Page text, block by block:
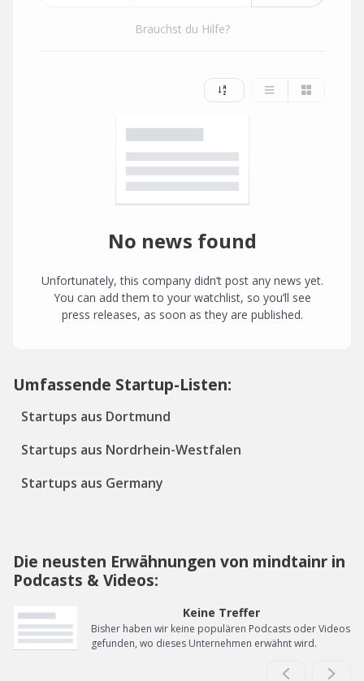
Brauchst du Hilfe?
No news found
Unfortunately, this company didn’t post any news yet.
You can add them to your watchlist, so you’ll see
press releases, as soon as they are published.
Umfassende Startup-Listen:
Startups aus Dortmund
Startups aus Nordrhein-Westfalen
Startups aus Germany
Die neusten Erwähnungen von mindtainr in
Podcasts & Videos:
Keine Treffer
Bisher haben wir keine populären Podcasts oder Videos
gefunden, wo dieses Unternehmen erwähnt wird.